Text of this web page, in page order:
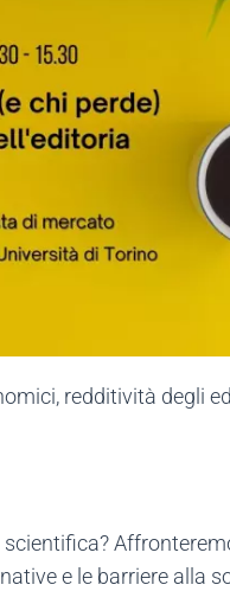
redditività degli
e le barriere alla